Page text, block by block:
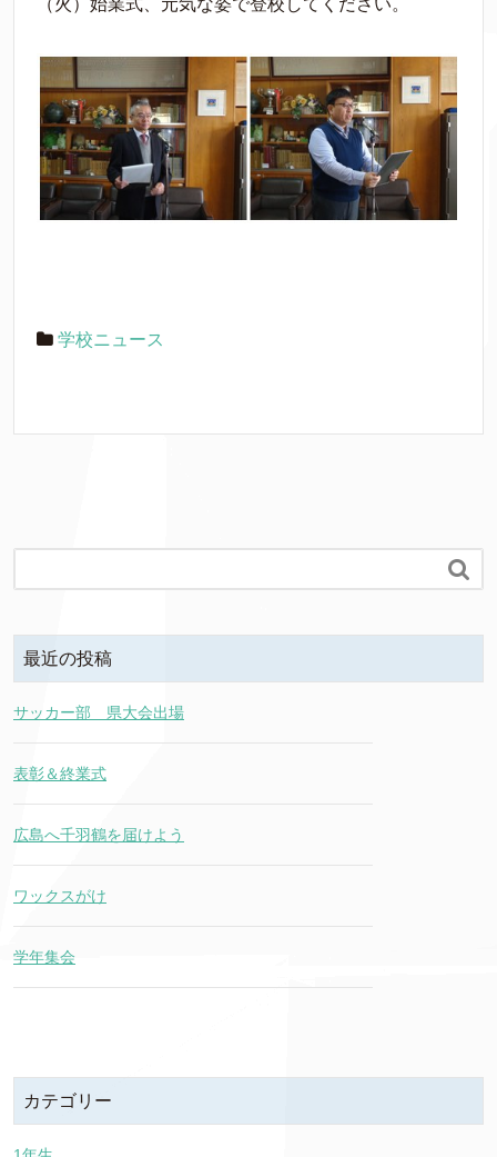
（火）始業式、元気な姿で登校してください。
学校ニュース

最近の投稿
サッカー部 県大会出場
表彰＆終業式
広島へ千羽鶴を届けよう
ワックスがけ
学年集会
カテゴリー